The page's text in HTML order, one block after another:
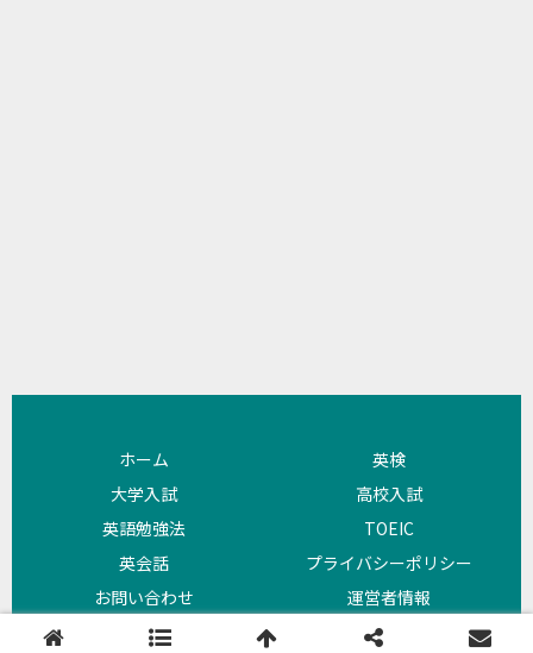
ホーム
英検
大学入試
高校入試
英語勉強法
TOEIC
英会話
プライバシーポリシー
お問い合わせ
運営者情報
Copyright © 2018 よびめも All Rights Reserved.